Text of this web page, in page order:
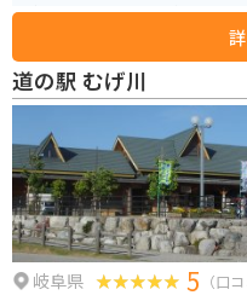
を扱うお土産コーナーがあります
使った料理を楽しむことができます。 バイクで訪れる場合、道の駅
駐車場が完備されているので安心
ワインディングロードが続くため
す。 和良の特産品としては、鮎やアマゴなどの川魚、郡上味噌、寒天などが
有名です。道の駅で購入できる
す。 見どころとしては、車で約10分の場所にある「姥ヶ滝」がおすすめで
す。落差76mの雄大な滝は、国の
一見の価値があります。
道の駅 むげ川
岐阜県 5 （口